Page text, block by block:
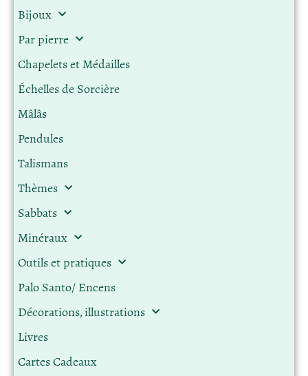
Bijoux
Par pierre
Chapelets et Médailles
Échelles de Sorcière
Mâlâs
Pendules
Talismans
Thèmes
Sabbats
Minéraux
Outils et pratiques
Palo Santo/ Encens
Décorations, illustrations
Livres
Cartes Cadeaux